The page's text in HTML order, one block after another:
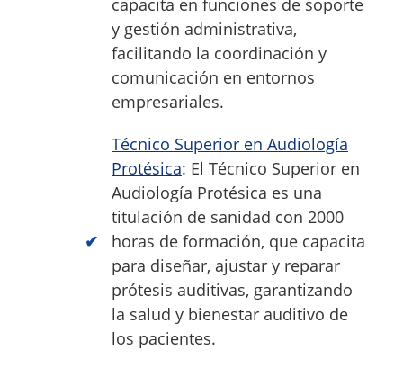
y gestión administrativa,
facilitando la coordinación y
comunicación en entornos
empresariales.
Técnico Superior en Audiología
Protésica: El Técnico Superior en
Audiología Protésica es una
titulación de sanidad con 2000
horas de formación, que capacita
para diseñar, ajustar y reparar
prótesis auditivas, garantizando
la salud y bienestar auditivo de
los pacientes.